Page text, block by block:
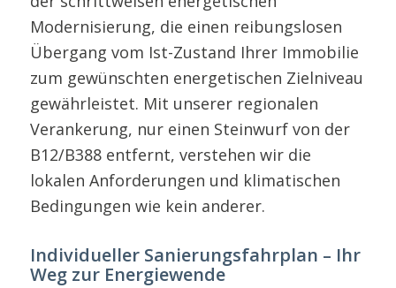
Modernisierung, die einen reibungslosen
Übergang vom Ist-Zustand Ihrer Immobilie
zum gewünschten energetischen Zielniveau
gewährleistet. Mit unserer regionalen
Verankerung, nur einen Steinwurf von der
B12/B388 entfernt, verstehen wir die
lokalen Anforderungen und klimatischen
Bedingungen wie kein anderer.
Individueller Sanierungsfahrplan – Ihr
Weg zur Energiewende